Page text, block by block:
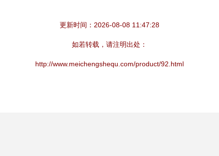
更新时间：2026-08-08 11:47:28
如若转载，请注明出处：
http://www.meichengshequ.com/product/92.html